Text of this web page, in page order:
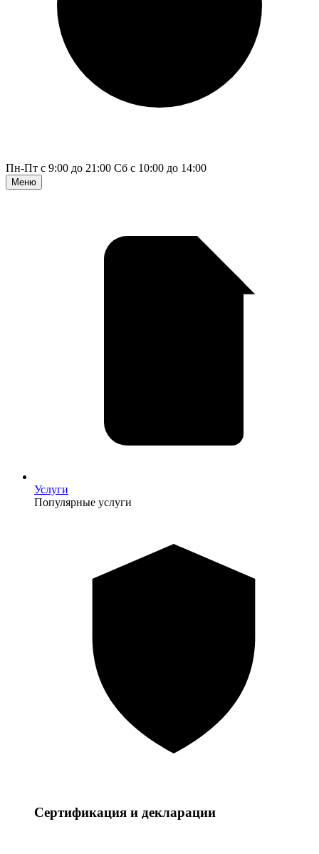
Пн-Пт с 9:00 до 21:00 Сб с 10:00 до 14:00
Меню
Услуги
Популярные услуги
Сертификация и декларации